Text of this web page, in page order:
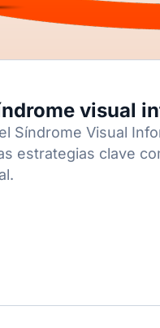
visual
Síndrome Visual
estrategias clave